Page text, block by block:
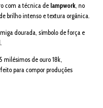
com a técnica de lampwork , no
brilho intenso e textura orgânica.
dourada, símbolo de força e
de ouro 18k,
para compor produções